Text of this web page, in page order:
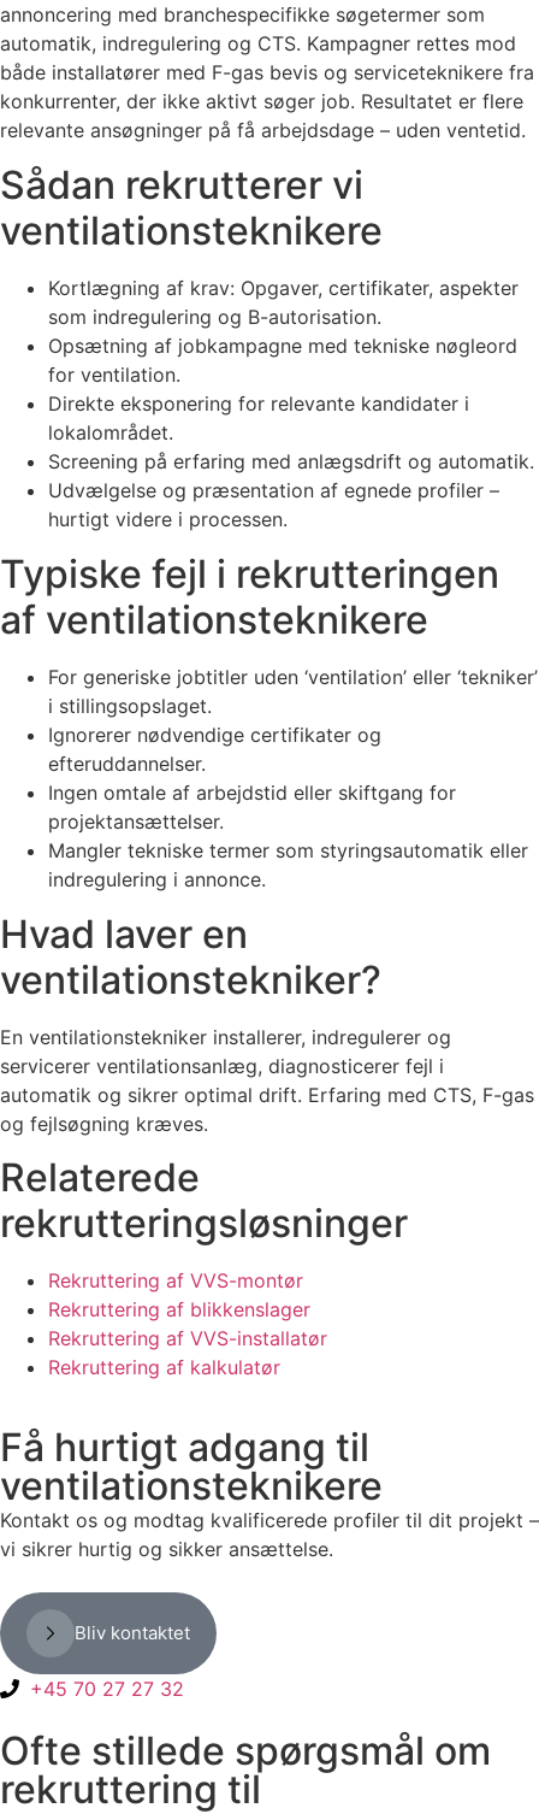
annoncering med branchespecifikke søgetermer som
automatik, indregulering og CTS. Kampagner rettes mod
både installatører med F-gas bevis og serviceteknikere fra
konkurrenter, der ikke aktivt søger job. Resultatet er flere
relevante ansøgninger på få arbejdsdage – uden ventetid.
Sådan rekrutterer vi
ventilationsteknikere
Kortlægning af krav: Opgaver, certifikater, aspekter
som indregulering og B-autorisation.
Opsætning af jobkampagne med tekniske nøgleord
for ventilation.
Direkte eksponering for relevante kandidater i
lokalområdet.
Screening på erfaring med anlægsdrift og automatik.
Udvælgelse og præsentation af egnede profiler –
hurtigt videre i processen.
Typiske fejl i rekrutteringen
af ventilationsteknikere
For generiske jobtitler uden ‘ventilation’ eller ‘tekniker’
i stillingsopslaget.
Ignorerer nødvendige certifikater og
efteruddannelser.
Ingen omtale af arbejdstid eller skiftgang for
projektansættelser.
Mangler tekniske termer som styringsautomatik eller
indregulering i annonce.
Hvad laver en
ventilationstekniker?
En ventilationstekniker installerer, indregulerer og
servicerer ventilationsanlæg, diagnosticerer fejl i
automatik og sikrer optimal drift. Erfaring med CTS, F-gas
og fejlsøgning kræves.
Relaterede
rekrutteringsløsninger
Rekruttering af VVS-montør
Rekruttering af blikkenslager
Rekruttering af VVS-installatør
Rekruttering af kalkulatør
Få hurtigt adgang til
ventilationsteknikere
Kontakt os og modtag kvalificerede profiler til dit projekt –
vi sikrer hurtig og sikker ansættelse.
Bliv kontaktet
+45 70 27 27 32
Ofte stillede spørgsmål om
rekruttering til